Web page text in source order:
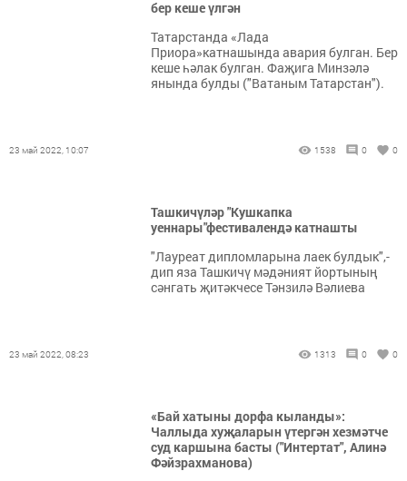
бер кеше үлгән
Татарстанда «Лада
Приора»катнашында авария булган. Бер
кеше һәлак булган. Фаҗига Минзәлә
янында булды ("Ватаным Татарстан").
23 май 2022, 10:07 1538 0 0
Ташкичүләр "Кушкапка
уеннары"фестивалендә катнашты
"Лауреат дипломларына лаек булдык",-
дип яза Ташкичү мәдәният йортының
сәнгать җитәкчесе Тәнзилә Вәлиева
23 май 2022, 08:23 1313 0 0
«Бай хатыны дорфа кыланды»:
Чаллыда хуҗаларын үтергән хезмәтче
суд каршына басты ("Интертат", Алинә
Фәйзрахманова)